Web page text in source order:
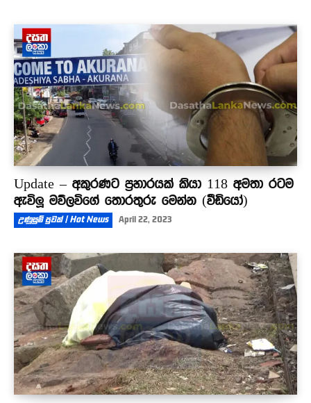
Update – අකුරණට ප්‍රහාරයක් කියා 118 අමතා රටම
ඇවිලූ මව්ලවිගේ තොරතුරු මෙන්න (වීඩියෝ)
උණුසුම් පුවත් | Hot News April 22, 2023